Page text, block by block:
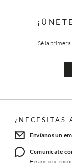
Sé la primera
¿NECESITAS
Envíanos un
Comunícate
Horario de